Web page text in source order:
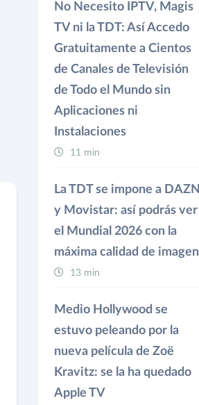
No Necesito IPTV, Magis
TV ni la TDT: Así Accedo
Gratuitamente a Cientos
de Canales de Televisión
de Todo el Mundo sin
Aplicaciones ni
Instalaciones
11 min
La TDT se impone a DAZN
y Movistar: así podrás ver
el Mundial 2026 con la
máxima calidad de imagen
13 min
Medio Hollywood se
estuvo peleando por la
nueva película de Zoë
Kravitz: se la ha quedado
Apple TV